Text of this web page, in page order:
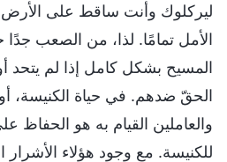
ليركلوك وأنت ساقط على الأرض،
الأمل تمامًا. لذا، من الصعب
المسيح بشكل كامل إذا لم يتحد
الحقّ ضدهم. في حياة الكنيسة،
والعاملين القيام به هو الحفاظ
للكنيسة. مع وجود هؤلاء